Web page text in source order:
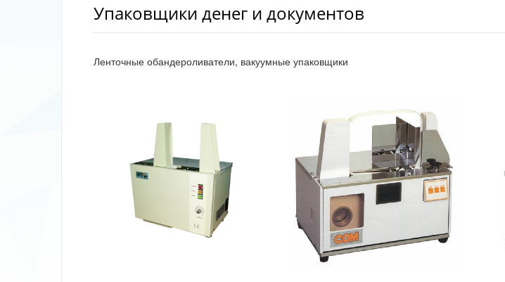
Упаковщики денег и документов
Ленточные обандероливатели, вакуумные упаковщики